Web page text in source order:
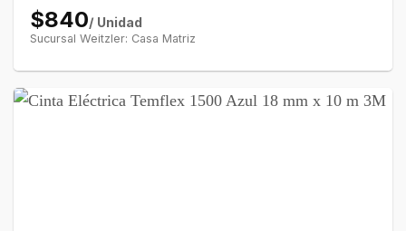
$840/ Unidad
Sucursal Weitzler: Casa Matriz